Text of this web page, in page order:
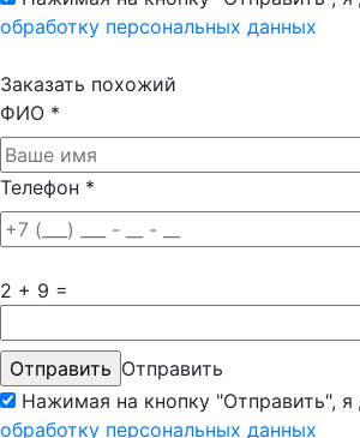
обработку персональных данных
Заказать похожий
ФИО *
Телефон *
2 + 9 =
Отправить
Нажимая на кнопку "Отправить",
обработку персональных данных